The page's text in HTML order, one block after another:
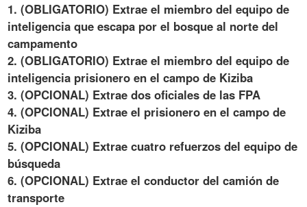
1. (OBLIGATORIO) Extrae el miembro del equipo de
inteligencia que escapa por el bosque al norte del
campamento
2. (OBLIGATORIO) Extrae el miembro del equipo de
inteligencia prisionero en el campo de Kiziba
3. (OPCIONAL) Extrae dos oficiales de las FPA
4. (OPCIONAL) Extrae el prisionero en el campo de
Kiziba
5. (OPCIONAL) Extrae cuatro refuerzos del equipo de
búsqueda
6. (OPCIONAL) Extrae el conductor del camión de
transporte